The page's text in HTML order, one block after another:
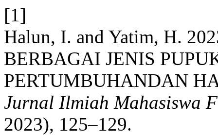
[1]
Halun, I. and Yatim, H.
BERBAGAI JENIS
PERTUMBUHANDAN
Jurnal Ilmiah Mahasiswa
2023), 125–129.